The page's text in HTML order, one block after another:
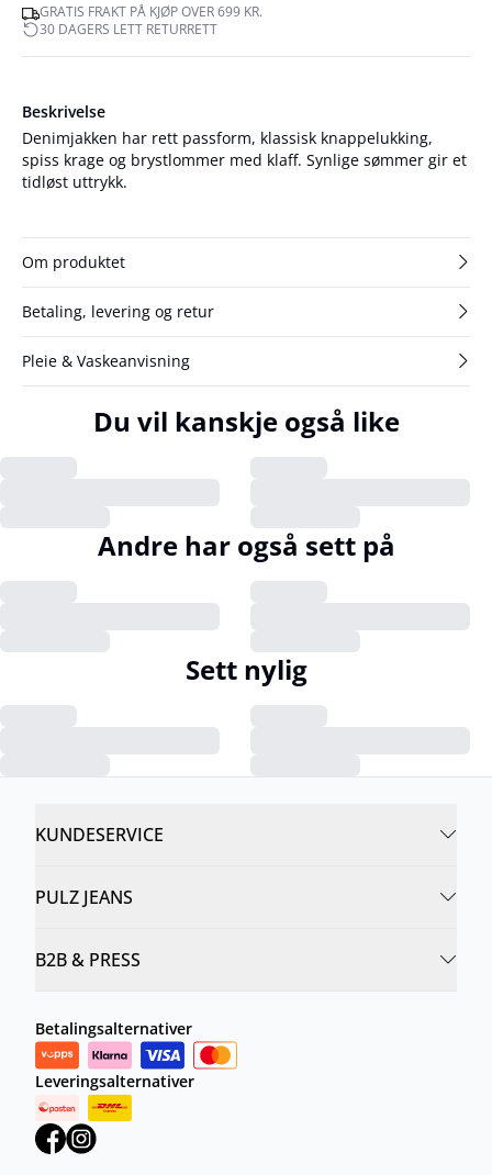
GRATIS FRAKT PÅ KJØP OVER 699 KR.
30 DAGERS LETT RETURRETT
Beskrivelse
Denimjakken har rett passform, klassisk knappelukking,
spiss krage og brystlommer med klaff. Synlige sømmer gir et
tidløst uttrykk.
Om produktet
Betaling, levering og retur
Pleie & Vaskeanvisning
Du vil kanskje også like
Andre har også sett på
Sett nylig
KUNDESERVICE
PULZ JEANS
B2B & PRESS
Betalingsalternativer
Leveringsalternativer